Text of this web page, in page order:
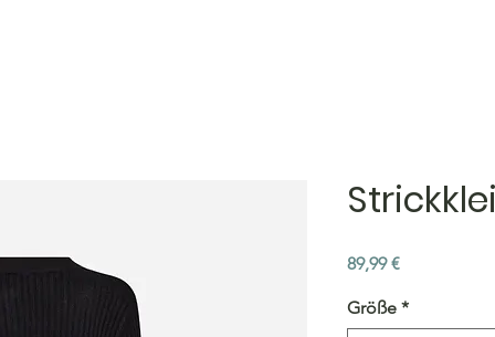
89,99 €Preis
Größe *